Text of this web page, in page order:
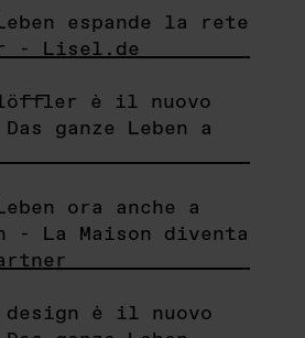
espande la rete
- Lisel.de
löffler è il nuovo
ganze Leben a
ora anche a
- La Maison diventa
è il nuovo